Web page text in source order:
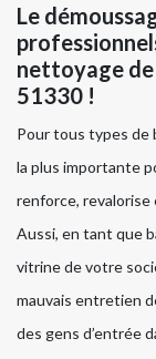
Le
nettoyage de
51330 !
Pour tous types de
la plus importante
renforce,
Aussi, en tant que
vitrine de votre
mauvais entretien
des gens d’entrée